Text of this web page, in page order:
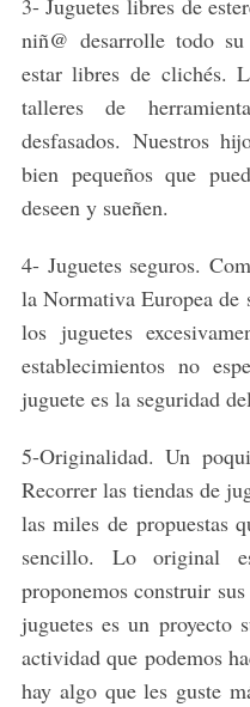
3- Juguetes libres de
niñ@ desarrolle todo
estar libres de clichés.
talleres de
desfasados. Nuestros
bien pequeños que
deseen y sueñen.
4- Juguetes seguros.
la Normativa Europea de
los juguetes
establecimientos no
juguete es la seguridad
5-Originalidad. Un
Recorrer las tiendas de
las miles de propuestas
sencillo. Lo original
proponemos construir
juguetes es un proyecto
actividad que podemos
hay algo que les guste
S
e
r
c
h